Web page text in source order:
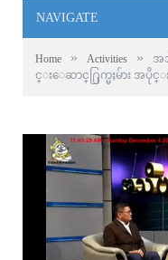
NAVIGATE
Home » Activities »
အ
င္းေဆာင္႐ြက္မႈမ်ား အပိုင္